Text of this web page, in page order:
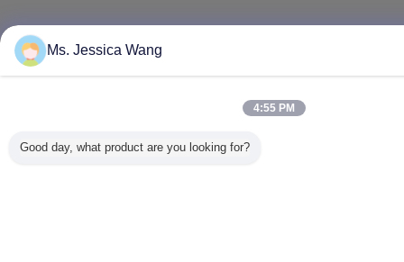
Ms. Jessica Wang
4:55 PM
Good day, what product are you looking for?